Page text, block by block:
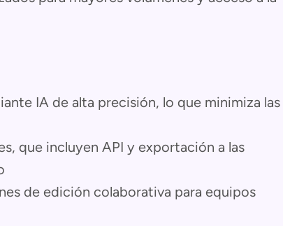
IA de alta precisión, lo que minimiza las
que incluyen API y exportación a las
de edición colaborativa para equipos